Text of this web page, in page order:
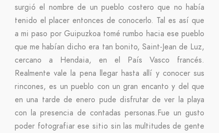
surgió el nombre de un pueblo costero que no había
tenido el placer entonces de conocerlo. Tal es así que
a mi paso por Guipuzkoa tomé rumbo hacia ese pueblo
que me habían dicho era tan bonito, Saint-Jean de Luz,
cercano a Hendaia, en el País Vasco francés.
Realmente vale la pena llegar hasta allí y conocer sus
rincones, es un pueblo con un gran encanto y del que
en una tarde de enero pude disfrutar de ver la playa
con la presencia de contadas personas.Fue un gusto
poder fotografiar ese sitio sin las multitudes de gente